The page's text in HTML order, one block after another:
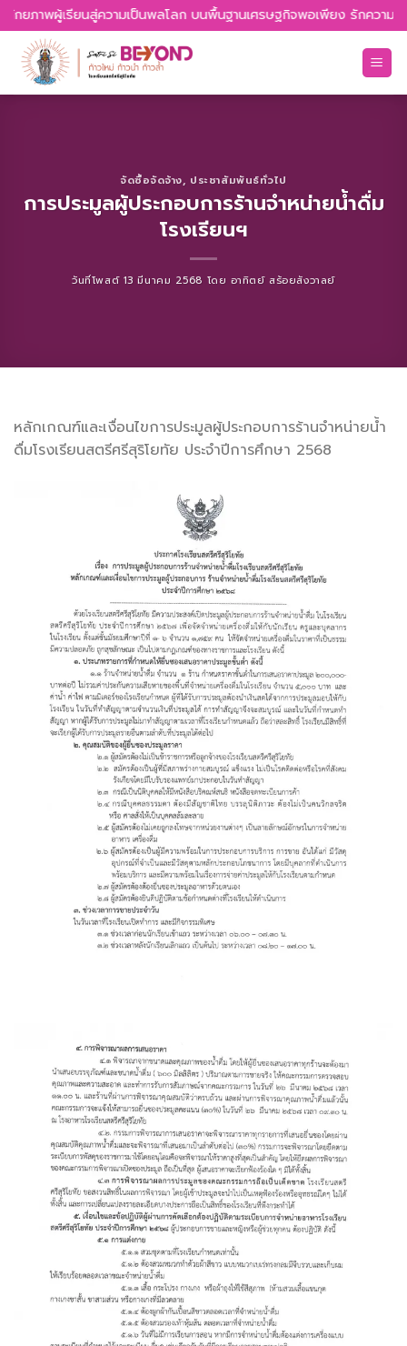
Skip
to
content
ผู้เรียนสู่ความเป็นพลโลก บนพื้นฐานเศรษฐกิจพอเพียง รักความเป็นไ
จัดซื้อจัดจ้าง, ประชาสัมพันธ์ทั่วไป
การประมูลผู้ประกอบการร้านจำหน่ายน้ำดื่ม
โรงเรียนฯ
วันที่โพสต์ 13 มีนาคม 2568 โดย อาทิตย์ สร้อยสังวาลย์
หลักเกณฑ์และเงื่อนไขการประมูลผู้ประกอบการร้านจำหน่ายน้ำ
ดื่มโรงเรียนสตรีศรีสุริโยทัย ประจำปีการศึกษา 2568